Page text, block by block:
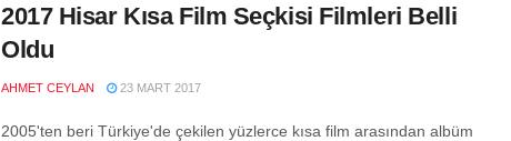
2017 Hisar Kısa Film Seçkisi Filmleri Belli
Oldu
AHMET CEYLAN 23 MART 2017
2005'ten beri Türkiye'de çekilen yüzlerce kısa film arasından albüm